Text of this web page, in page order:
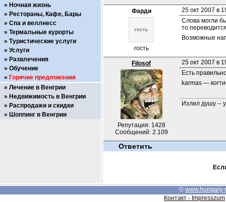
Фарди
гость
25 окт 2007 в
Слова могли
то
Возможные
Filosof
Репутация: 1428
Сообщений: 2.109
25 окт 2007 в
Есть
karmas —
Излил душу --
Ответить
Ночная жизнь
Рестораны, Кафе, Бары
Спа и веллнесс
Термальные курорты
Туристические услуги
Услуги
Развлечения
Обучение
Горячие предложения
Лечение в Венгрии
Недвижимость в Венгрии
Распродажи и скидки
Шоппинг в Венгрии
© www.hungary-
Контакт - Impresszum